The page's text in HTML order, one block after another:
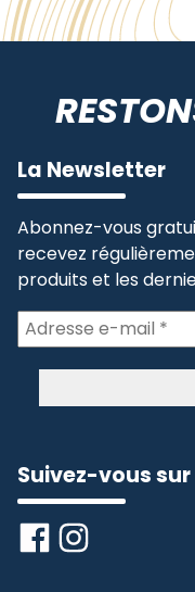
La Newsletter
Abonnez-vous
recevez
produits et les
Suivez-vous